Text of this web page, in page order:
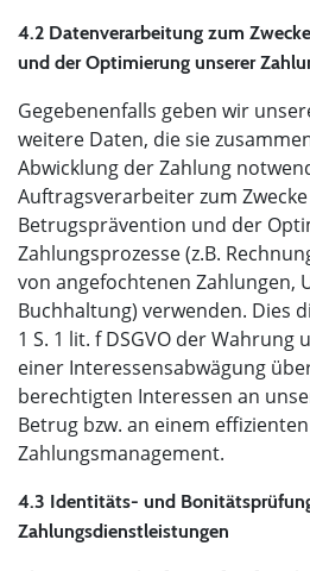
4.2 Datenverarbeitung zum
und der Optimierung unserer
Gegebenenfalls geben wir
weitere Daten, die sie
Abwicklung der Zahlung
Auftragsverarbeiter zum
Betrugsprävention und der
Zahlungsprozesse (z.B.
von angefochtenen Zahlungen,
Buchhaltung) verwenden. Dies
1 S. 1 lit. f DSGVO der Wahrung
einer Interessensabwägung
berechtigten Interessen an
Betrug bzw. an einem effizienten
Zahlungsmanagement.
4.3 Identitäts- und
Zahlungsdienstleistungen